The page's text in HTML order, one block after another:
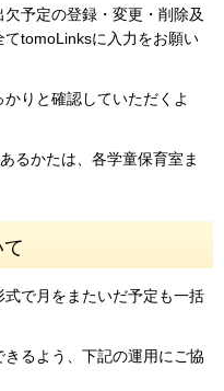
予定の登録・変更・削除及
tomoLinksに入力をお願い
りと確認していただくよ
るかたは、各学童保育室ま
で月をまたいだ予定も一括
るよう、下記の運用にご協